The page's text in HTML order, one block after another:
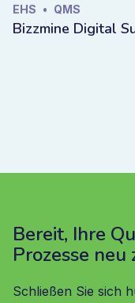
EHS • QMS
Bizzmine Digital
Bereit, Ihre
Prozesse
Schließen Sie sich